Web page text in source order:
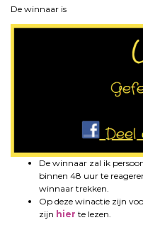
De winnaar is
De winnaar zal ik
binnen 48 uur te
winnaar trekken.
Op deze winactie zijn
zijn hier te lezen.